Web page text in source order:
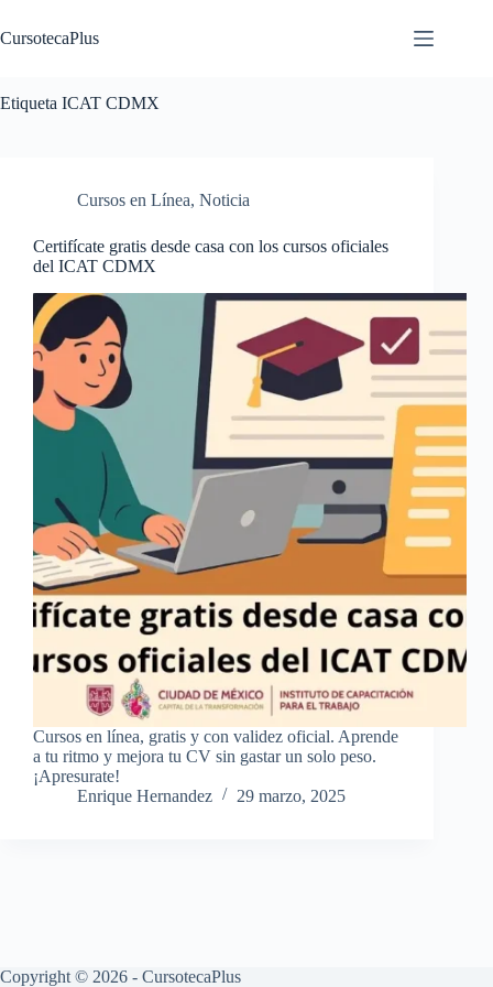
al
contenido
CursotecaPlus
Etiqueta ICAT CDMX
Cursos en Línea, Noticia
Certifícate gratis desde casa con los cursos oficiales
del ICAT CDMX
Cursos en línea, gratis y con validez oficial. Aprende
a tu ritmo y mejora tu CV sin gastar un solo peso.
¡Apresurate!
Enrique Hernandez
29 marzo, 2025
Copyright © 2026 - CursotecaPlus